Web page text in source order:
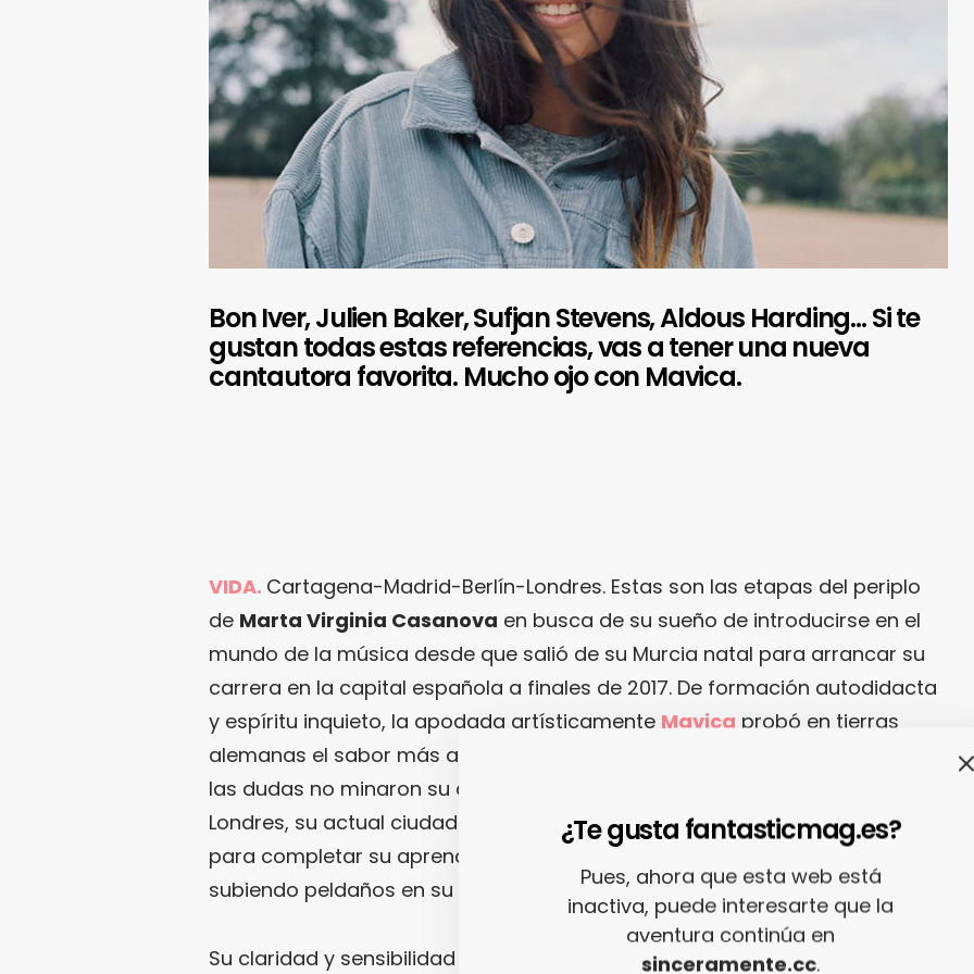
Bon Iver, Julien Baker, Sufjan Stevens, Aldous Harding… Si te
gustan todas estas referencias, vas a tener una nueva
cantautora favorita. Mucho ojo con Mavica.
VIDA. Cartagena-Madrid-Berlín-Londres. Estas son las etapas del periplo
de Marta Virginia Casanova en busca de su sueño de introducirse en el
mundo de la música desde que salió de su Murcia natal para arrancar su
carrera en la capital española a finales de 2017. De formación autodidacta
y espíritu inquieto, la apodada artísticamente Mavica probó en tierras
alemanas el sabor más amargo de su aventura, aunque los obstáculos y
las dudas no minaron su deseo de evolucionar en otro lugar. Su traslado a
Londres, su actual ciudad de residencia, le otorgó la suficiente estabilidad
para completar su aprendizaje (allí estudia música y producción) y seguir
subiendo peldaños en su trayectoria como Mavica.
Su claridad y sensibilidad sonora, su profundidad lírica y su magnética
¿Te gusta fantasticmag.es?
Pues, ahora que esta web está
inactiva, puede interesarte que la
aventura continúa en
sinceramente.cc.